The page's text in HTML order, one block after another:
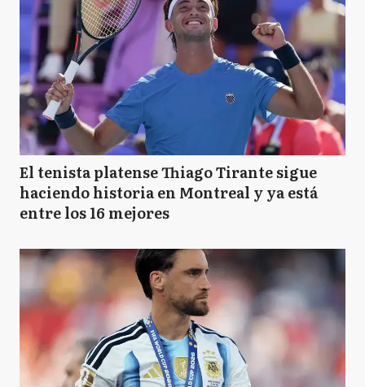
El tenista platense Thiago Tirante sigue
haciendo historia en Montreal y ya está
entre los 16 mejores